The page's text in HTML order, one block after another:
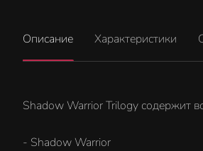
Описание Характеристики
Shadow Warrior Trilogy содержит
- Shadow Warrior